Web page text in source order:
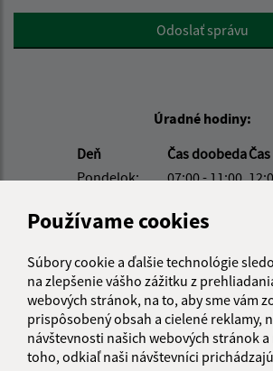
Používame cookies
Súbory cookie a ďalšie technológie
na zlepšenie vášho zážitku z
webových stránok, na to, aby sme vám
prispôsobený obsah a cielené reklamy,
návštevnosti našich webových stránok
toho, odkiaľ naši návštevníci
Google reCaptcha ResponseOdoslať správu
Úradné hodiny:
Deň
Čas doobeda
Pondelok:
07:00 - 11:00
Streda:
07:00 - 11:00
Piatok:
07:00 - 11:00
Obedňajšia prestávka:11:00
Kontakt: